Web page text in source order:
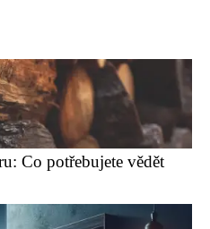
Co potřebujete vědět